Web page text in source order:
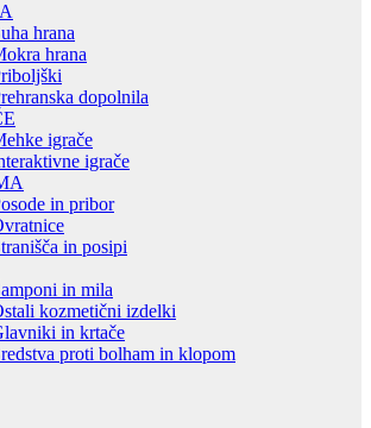
hrana
hrana
dopolnila
igrače
igrače
in pribor
in posipi
in mila
kozmetični izdelki
in krtače
proti bolham in klopom